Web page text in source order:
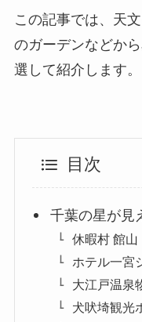
この記事では、天
のガーデンなどか
選して紹介します。
目次
千葉の星が見
休暇村 館山
ホテル一宮
大江戸温泉
犬吠埼観光